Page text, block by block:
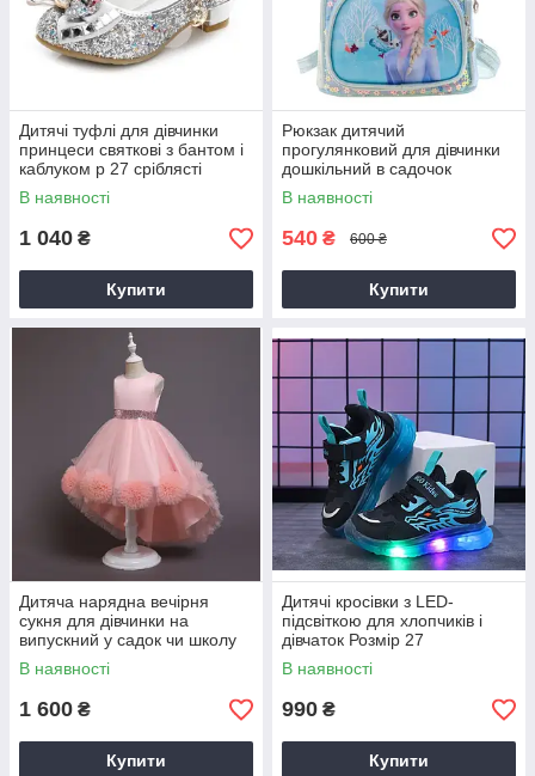
Дитячі туфлі для дівчинки
принцеси святкові з бантом і
каблуком р 27 сріблясті
блискучі
В наявності
1 040 ₴
Купити
Рюкзак дитячий
прогулянковий для дівчинки
дошкільний в садочок
Холодне серце з Ельзою
блакитний
В наявності
540 ₴ 600 ₴
Купити
Дитяча нарядна вечірня
сукня для дівчинки на
випускний у садок чи школу
Happy Keni р.110 см рожева
В наявності
1 600 ₴
Купити
Дитячі кросівки з LED-
підсвіткою для хлопчиків і
дівчаток Розмір 27
В наявності
990 ₴
Купити